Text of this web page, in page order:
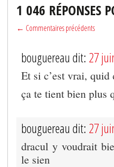
1 046 RÉPONSES
← Commentaires précédents
bouguereau dit: 27
Et si c’est vrai, quid
ça te tient bien plus
bouguereau dit: 27
dracul y voudrait
le sien